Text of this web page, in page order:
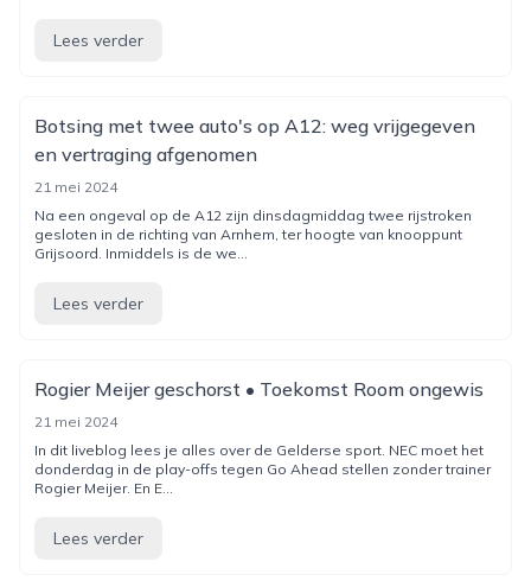
Lees verder
Botsing met twee auto's op A12: weg vrijgegeven
en vertraging afgenomen
21 mei 2024
Na een ongeval op de A12 zijn dinsdagmiddag twee rijstroken
gesloten in de richting van Arnhem, ter hoogte van knooppunt
Grijsoord. Inmiddels is de we...
Lees verder
Rogier Meijer geschorst • Toekomst Room ongewis
21 mei 2024
In dit liveblog lees je alles over de Gelderse sport. NEC moet het
donderdag in de play-offs tegen Go Ahead stellen zonder trainer
Rogier Meijer. En E...
Lees verder